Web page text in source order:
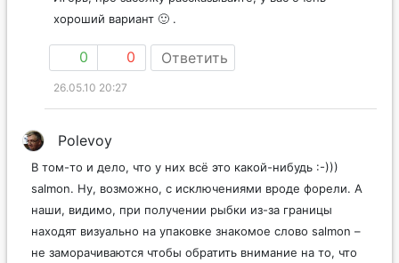
хороший вариант 🙂 .
0 0 Ответить
26.05.10 20:27
Polevoy
В том-то и дело, что у них всё это какой-нибудь :-)))
salmon. Ну, возможно, с исключениями вроде форели. А
наши, видимо, при получении рыбки из-за границы
находят визуально на упаковке знакомое слово salmon –
не заморачиваются чтобы обратить внимание на то, что